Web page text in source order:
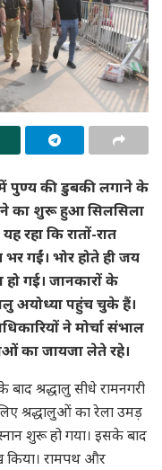
में पुण्य की डुबकी लगाने के
का शुरू हुआ सिलसिला
रहा कि रातों-रात
गईं। भोर होते ही जय
हो गई। जानकारों के
अयोध्या पहुंच चुके हैं।
ने मोर्चा संभाल
का जायजा लेते रहे।
श्रद्धालु सीधे रामनगरी
श्रद्धालुओं का रेला उमड़
शुरू हो गया। इसके बाद
किया। रामपथ और